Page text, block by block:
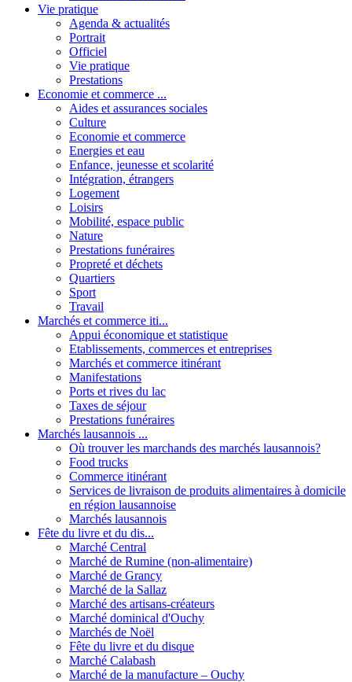
Vie pratique
Agenda & actualités
Portrait
Officiel
Vie pratique
Prestations
Economie et commerce ...
Aides et assurances sociales
Culture
Economie et commerce
Energies et eau
Enfance, jeunesse et scolarité
Intégration, étrangers
Logement
Loisirs
Mobilité, espace public
Nature
Prestations funéraires
Propreté et déchets
Quartiers
Sport
Travail
Marchés et commerce iti...
Appui économique et statistique
Etablissements, commerces et entreprises
Marchés et commerce itinérant
Manifestations
Ports et rives du lac
Taxes de séjour
Prestations funéraires
Marchés lausannois ...
Où trouver les marchands des marchés lausannois?
Food trucks
Commerce itinérant
Services de livraison de produits alimentaires à domicile
en région lausannoise
Marchés lausannois
Fête du livre et du dis...
Marché Central
Marché de Rumine (non-alimentaire)
Marché de Grancy
Marché de la Sallaz
Marché des artisans-créateurs
Marché dominical d'Ouchy
Marchés de Noël
Fête du livre et du disque
Marché Calabash
Marché de la manufacture – Ouchy